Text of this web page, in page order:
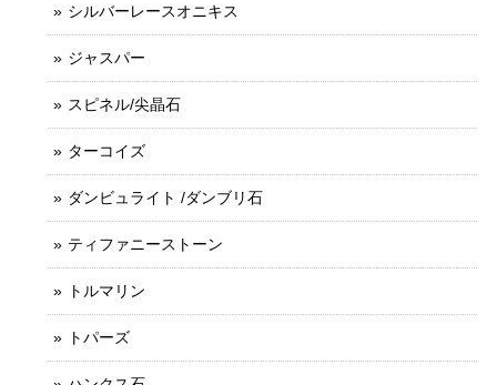
シルバーレースオニキス
ジャスパー
スピネル/尖晶石
ターコイズ
ダンビュライト /ダンブリ石
ティファニーストーン
トルマリン
トパーズ